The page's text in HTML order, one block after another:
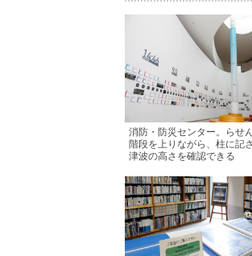
消防・防災センター。らせ
階段を上りながら、柱に記
津波の高さを確認できる